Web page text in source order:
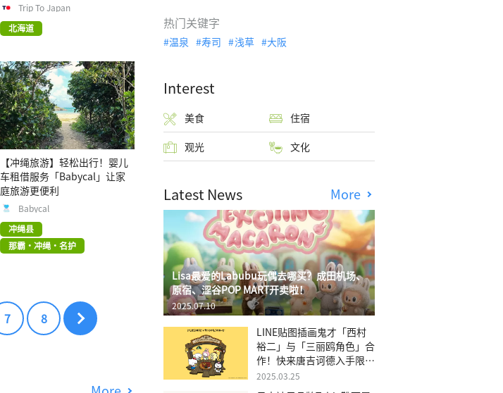
Trip To Japan
北海道
【冲绳旅游】轻松出行！婴儿
车租借服务「Babycal」让家
庭旅游更便利
Babycal
冲绳县
那霸・冲绳・名护
7 8
热门关键字
温泉 寿司 浅草 大阪
Interest
美食 住宿
观光 文化
Latest News More
Lisa最爱的Labubu玩偶去哪买？成田机场、
原宿、涩谷POP MART开卖啦！
2025.07.10
LINE贴图插画鬼才「西村
裕二」与「三丽鸥角色」合
作！快来唐吉诃德入手限量
商品
2025.03.25